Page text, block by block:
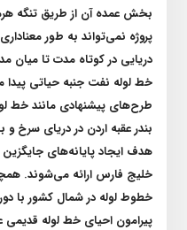
بخش عمده آن از طریق تنگه
پروژه نمی‌تواند به طور
دریایی در کوتاه مدت تا
خط لوله نفت جنبه حیاتی پیدا
طرح‌های پیشنهادی مانند خط
بندر عقبه اردن در دریای سرخ و
هدف ایجاد پایانه‌های
خلیج فارس ارائه می‌شوند.
خطوط لوله در شمال کشور با
پیرامون احیای خط لوله